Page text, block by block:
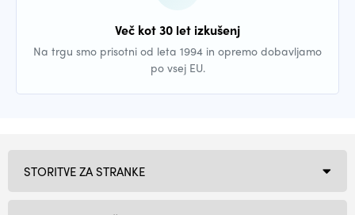
Več kot 30 let izkušenj
Na trgu smo prisotni od leta 1994 in opremo dobavljamo
po vsej EU.
STORITVE ZA STRANKE